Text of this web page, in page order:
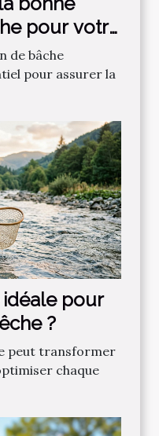
pour votre
de bâche
pour assurer la
pour
?
peut transformer
chaque